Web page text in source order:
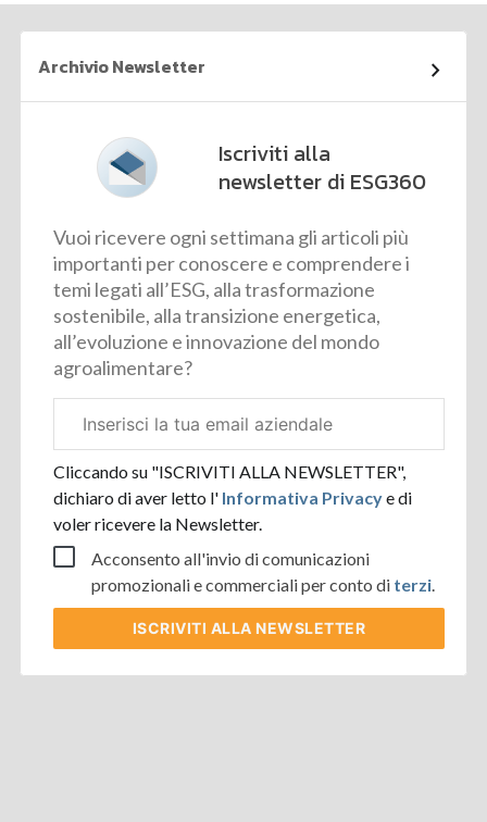
Archivio Newsletter
Iscriviti alla
newsletter di ESG360
Vuoi ricevere ogni settimana gli articoli più
importanti per conoscere e comprendere i
temi legati all’ESG, alla trasformazione
sostenibile, alla transizione energetica,
all’evoluzione e innovazione del mondo
agroalimentare?
aziendale
Cliccando su "ISCRIVITI ALLA NEWSLETTER",
dichiaro di aver letto l' Informativa Privacye di
voler ricevere la Newsletter.
Acconsento all'invio di comunicazioni
promozionali e commerciali per conto di terzi.
ISCRIVITI ALLA NEWSLETTER